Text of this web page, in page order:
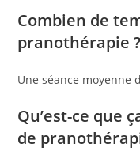
Combien de
pranothérapie ?
Une séance moyenne
Qu’est-ce que
de